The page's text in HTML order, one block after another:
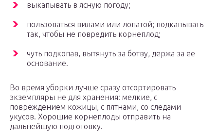
выкапывать в ясную погоду;
пользоваться вилами или лопатой; подкапывать
так, чтобы не повредить корнеплод;
чуть подкопав, вытянуть за ботву, держа за ее
основание.
Во время уборки лучше сразу отсортировать
экземпляры не для хранения: мелкие, с
повреждением кожицы, с пятнами, со следами
укусов. Хорошие корнеплоды отправить на
дальнейшую подготовку.